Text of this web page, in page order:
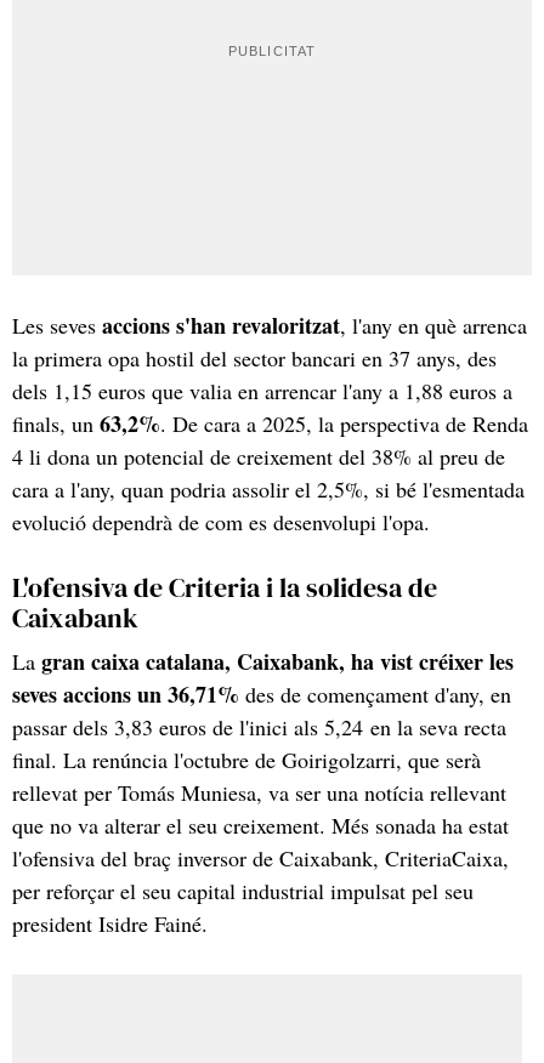
Les seves accions s'han revaloritzat, l'any en què arrenca
la primera opa hostil del sector bancari en 37 anys, des
dels 1,15 euros que valia en arrencar l'any a 1,88 euros a
finals, un 63,2%. De cara a 2025, la perspectiva de Renda
4 li dona un potencial de creixement del 38% al preu de
cara a l'any, quan podria assolir el 2,5%, si bé l'esmentada
evolució dependrà de com es desenvolupi l'opa.
L'ofensiva de Criteria i la solidesa de
Caixabank
La gran caixa catalana, Caixabank, ha vist créixer les
seves accions un 36,71% des de començament d'any, en
passar dels 3,83 euros de l'inici als 5,24 en la seva recta
final. La renúncia l'octubre de Goirigolzarri, que serà
rellevat per Tomás Muniesa, va ser una notícia rellevant
que no va alterar el seu creixement. Més sonada ha estat
l'ofensiva del braç inversor de Caixabank, CriteriaCaixa,
per reforçar el seu capital industrial impulsat pel seu
president Isidre Fainé.